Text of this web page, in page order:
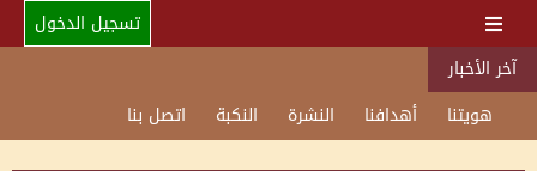
تسجيل الدخول
آخر الأخبار
هويتنا
أهدافنا النشرة النكبة اتصل بنا